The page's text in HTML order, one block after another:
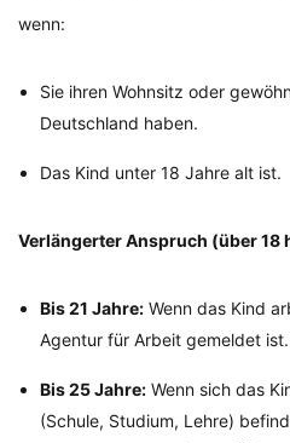
wenn:
Sie ihren Wohnsitz oder
Deutschland haben.
Das Kind unter 18 Jahre alt ist.
Verlängerter Anspruch (über 18
Bis 21 Jahre: Wenn das Kind
Agentur für Arbeit gemeldet ist.
Bis 25 Jahre: Wenn sich das
(Schule, Studium, Lehre)